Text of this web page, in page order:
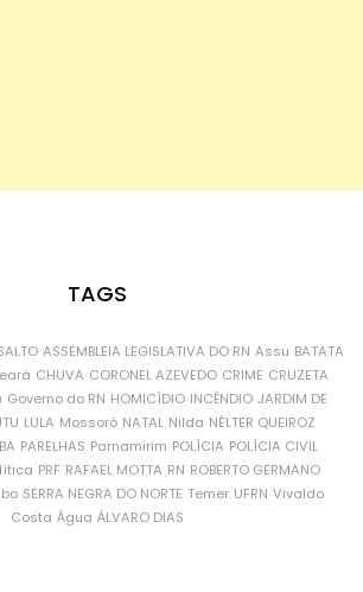
TAGS
ASSEMBLEIA LEGISLATIVA DO RN Assu BATATA
CHUVA CORONEL AZEVEDO CRIME CRUZETA
Governo do RN HOMICÍDIO INCÊNDIO JARDIM DE
LULA Mossoró NATAL Nilda NÉLTER QUEIROZ
PARELHAS Parnamirim POLÍCIA POLÍCIA CIVIL
PRF RAFAEL MOTTA RN ROBERTO GERMANO
SERRA NEGRA DO NORTE Temer UFRN Vivaldo
Costa Água ÁLVARO DIAS